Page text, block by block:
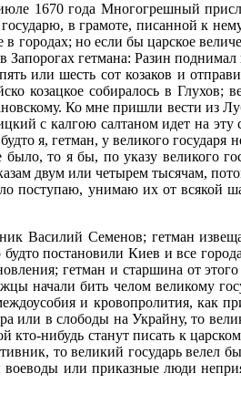
1670 года Многогрешный
в грамоте, писанной к
но если бы царское
гетмана: Разин поднимал
или шесть сот козаков и
козацкое собиралось в Глухов;
Ко мне пришли вести из
с калгою салтаном идет на эту
я, гетман, у великого государя
то я бы, по указу великого
двум или четырем тысячам,
поступаю, унимаю их от всякой
Василий Семенов; гетман
постановили Киев и все
гетман и старшина от
начали бить челом великому
и кровопролития, как
в слободы на Украйну, то
нибудь станут писать к
то великий государь велел
или приказные люди